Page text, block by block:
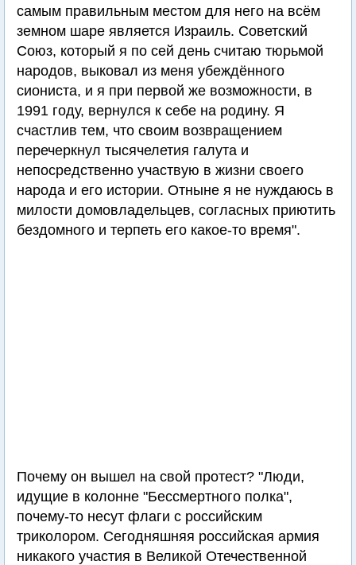
самым правильным местом для него на всём
земном шаре является Израиль. Советский
Союз, который я по сей день считаю тюрьмой
народов, выковал из меня убеждённого
сиониста, и я при первой же возможности, в
1991 году, вернулся к себе на родину. Я
счастлив тем, что своим возвращением
перечеркнул тысячелетия галута и
непосредственно участвую в жизни своего
народа и его истории. Отныне я не нуждаюсь в
милости домовладельцев, согласных приютить
бездомного и терпеть его какое-то время".
Почему он вышел на свой протест? "Люди,
идущие в колонне "Бессмертного полка",
почему-то несут флаги с российским
триколором. Сегодняшняя российская армия
никакого участия в Великой Отечественной